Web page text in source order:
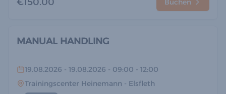
Buchen
MANUAL HANDLING
19.08.2026 - 19.08.2026 - 09:00 - 12:00
Trainingscenter Heinemann - Elsfleth